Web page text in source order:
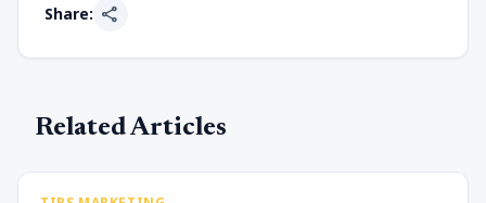
Share: share
Related Articles